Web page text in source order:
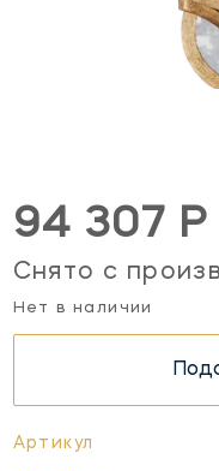
94 307 Р
Снято с
Нет в наличии
Артикул